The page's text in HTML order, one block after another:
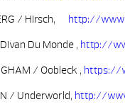
/ Hirsch, http://
Du Monde , http://
/ Oobleck , https://
/ Underworld, http://